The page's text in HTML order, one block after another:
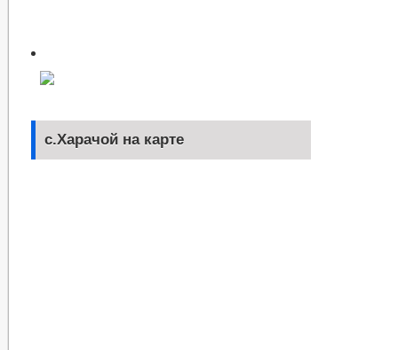
с.Харачой на карте